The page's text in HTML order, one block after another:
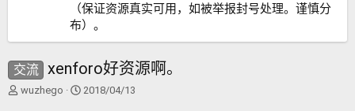
（保证资源真实可用，如被举报封号处理。谨慎分
布）。
交流 xenforo好资源啊。
主
wuzhego
开
2018/04/13